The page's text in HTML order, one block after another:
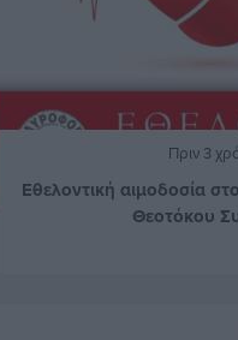
Πριν 3
Εθελοντική αιμοδοσία
Θεοτόκου